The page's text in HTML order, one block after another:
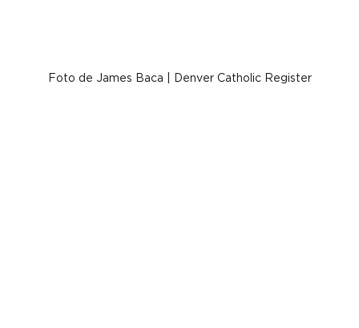
Foto de James Baca | Denver Catholic Register